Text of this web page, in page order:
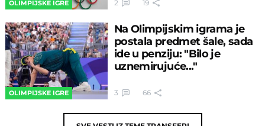
OLIMPIJSKE IGRE 2 19
OLIMPIJSKE IGRE
Na Olimpijskim igrama je
postala predmet šale, sada
ide u penziju: "Bilo je
uznemirujuće..."
3 66